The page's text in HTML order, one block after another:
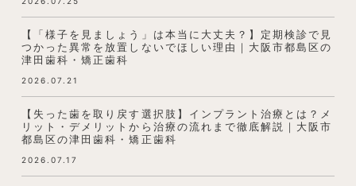
【「様子を見ましょう」は本当に大丈夫？】定期検診で見
つかった異常を放置しないでほしい理由｜大阪市都島区の
津田歯科・矯正歯科
2026.07.21
【失った歯を取り戻す選択肢】インプラント治療とは？メ
リット・デメリットから治療の流れまで徹底解説｜大阪市
都島区の津田歯科・矯正歯科
2026.07.17